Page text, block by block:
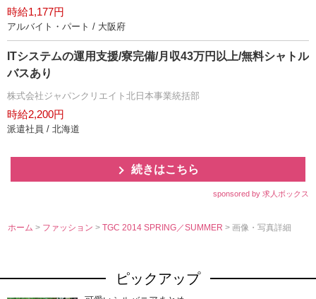
時給1,177円
アルバイト・パート / 大阪府
ITシステムの運用支援/寮完備/月収43万円以上/無料シャトル
バスあり
株式会社ジャパンクリエイト北日本事業統括部
時給2,200円
派遣社員 / 北海道
続きはこちら
sponsored by 求人ボックス
ホーム > ファッション>TGC 2014 SPRING／SUMMER> 画像・写真詳細
ピックアップ